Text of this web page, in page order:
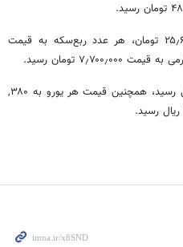
۵. هر عدد نیم‌سکه به قیمت ۲۵٫۶۰۰٫۰۰۰ تومان، هر عدد ربع‌سکه به قیمت
۶. قیمت هر دلار آمریکا به ۵۱۱,۵۲۶ ریال رسید، همچنین قیمت هر یورو به ۳۸۰,